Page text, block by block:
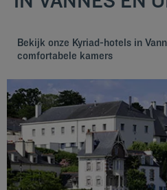
Bekijk onze Kyriad-hotels in
comfortabele kamers